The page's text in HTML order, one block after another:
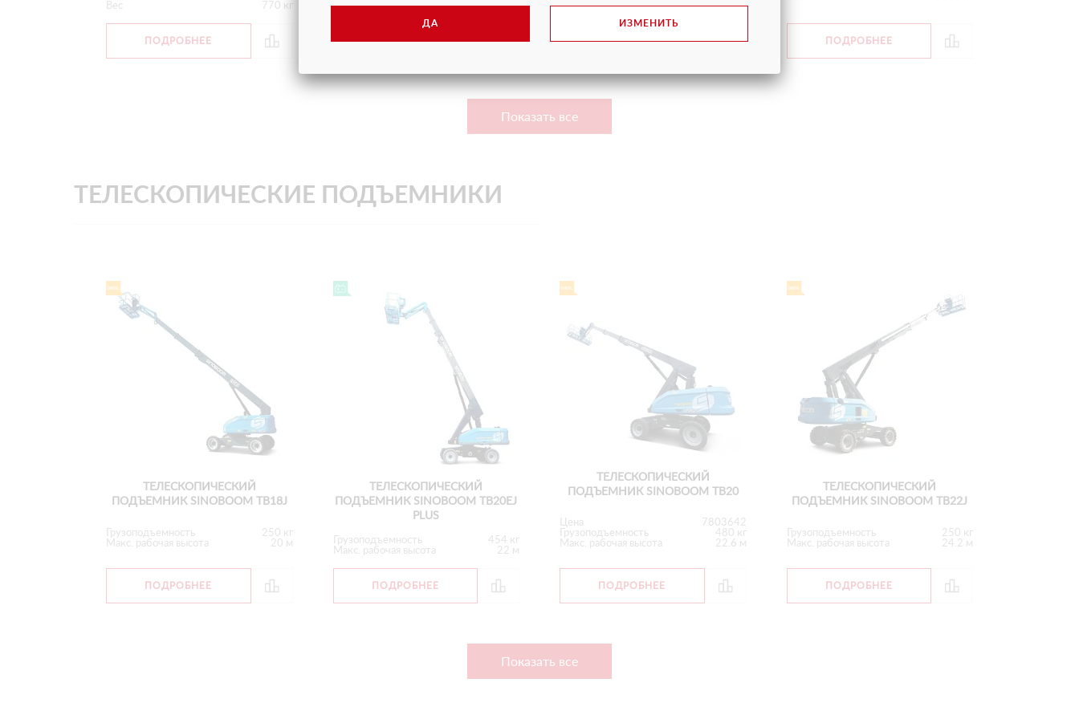
Вес
770 кг
ПОДРОБНЕЕ
Вес
1425 кг
ПОДРОБНЕЕ
Вес
2190 кг
ПОДРОБНЕЕ ПОДРОБНЕЕ
Показать все
ТЕЛЕСКОПИЧЕСКИЕ ПОДЪЕМНИКИ
ТЕЛЕСКОПИЧЕСКИЙ
ПОДЪЕМНИК SINOBOOM TB18J
Грузоподъемность
250 кг
Макс. рабочая высота
20 м
ПОДРОБНЕЕ
ТЕЛЕСКОПИЧЕСКИЙ
ПОДЪЕМНИК SINOBOOM TB20EJ
PLUS
Грузоподъемность
454 кг
Макс. рабочая высота
22 м
ПОДРОБНЕЕ
ТЕЛЕСКОПИЧЕСКИЙ
ПОДЪЕМНИК SINOBOOM TB20
Цена
7803642
Грузоподъемность
480 кг
Макс. рабочая высота
22.6 м
ПОДРОБНЕЕ
ТЕЛЕСКОПИЧЕСКИЙ
ПОДЪЕМНИК SINOBOOM TB22J
Грузоподъемность
250 кг
Макс. рабочая высота
24.2 м
ПОДРОБНЕЕ
Показать все
ДА ИЗМЕНИТЬ